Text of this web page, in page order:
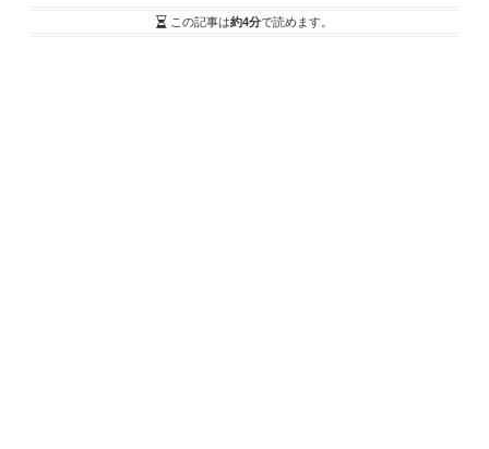
この記事は約4分で読めます。